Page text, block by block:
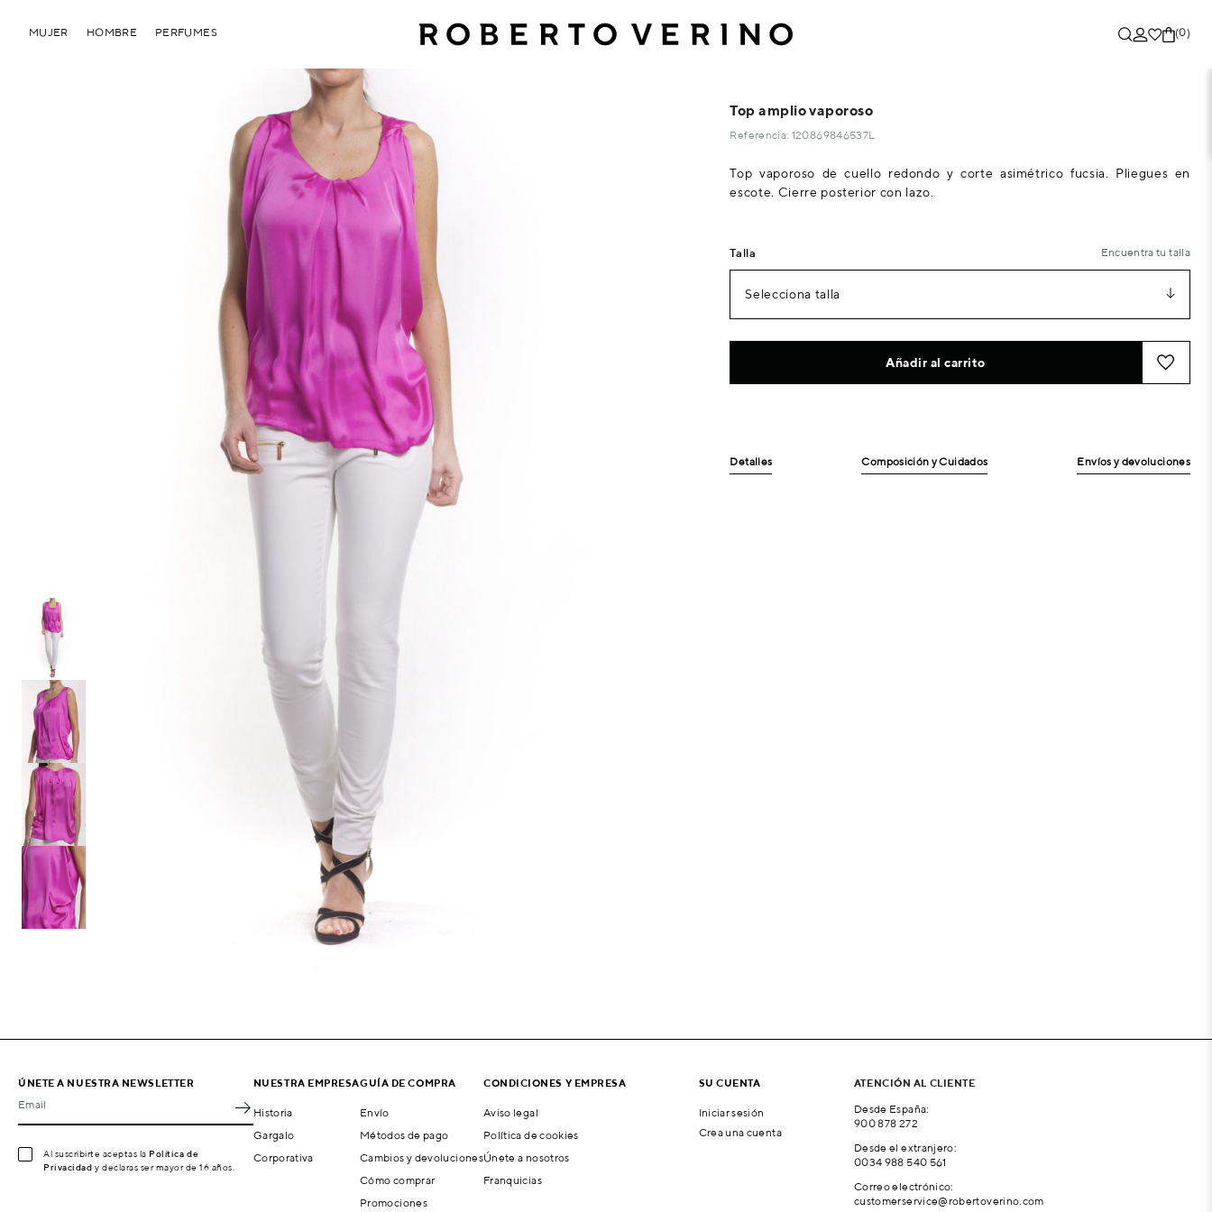
(0)
MUJER HOMBRE PERFUMES
Top amplio vaporoso
Referencia: 120869846537L
Top vaporoso de cuello redondo y corte asimétrico fucsia. Pliegues en
escote. Cierre posterior con lazo.
Talla Encuentra tu talla
Selecciona talla
Añadir al carrito
Detalles Composición y Cuidados Envíos y devoluciones
ÚNETE A NUESTRA NEWSLETTER
Email
Al suscribirte aceptas la Política de
Privacidad y declaras ser mayor de 16 años.
NUESTRA EMPRESA
Historia
Gargalo
Corporativa
GUÍA DE COMPRA
Envío
Métodos de pago
Cambios y devoluciones
Cómo comprar
Promociones
CONDICIONES Y EMPRESA
Aviso legal
Política de cookies
Únete a nosotros
Franquicias
SU CUENTA
Iniciar sesión
Crea una cuenta
ATENCIÓN AL CLIENTE
Desde España:
900 878 272
Desde el extranjero:
0034 988 540 561
Correo electrónico:
customerservice@robertoverino.com